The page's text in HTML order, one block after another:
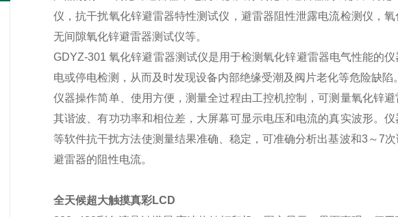
仪，抗干扰氧化锌避雷器特性测试仪，避雷器阻性泄露电流检测仪，
无间隙氧化锌避雷器测试仪等。
GDYZ-301 氧化锌避雷器测试仪是用于检测氧化锌避雷器电气性能的
电或停电检测，从而及时发现设备内部绝缘受潮及阀片老化等危险缺陷。
仪器操作简单、使用方便，测量全过程由工控机控制，可测量氧化锌
其谐波、有功功率和相位差，大屏幕可显示电压和电流的真实波形。
等软件抗干扰方法使测量结果准确、稳定，可准确分析出基波和3～7
避雷器的阻性电流。
全天候超大触摸真彩LCD